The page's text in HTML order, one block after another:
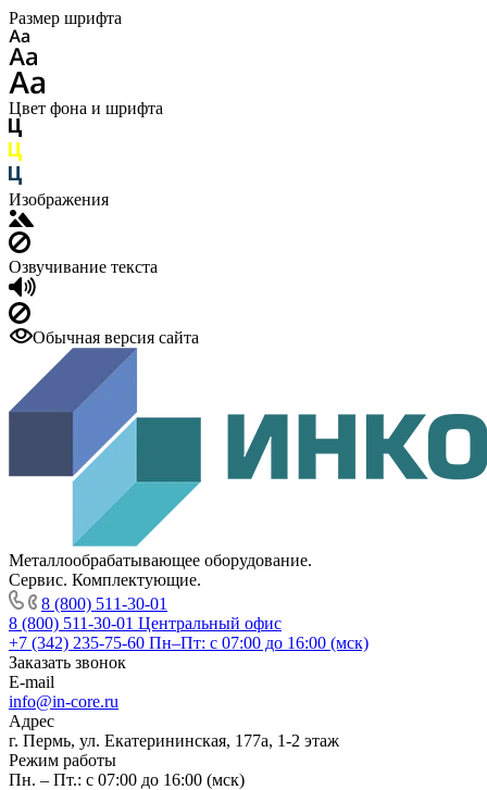
Размер шрифта
Цвет фона и шрифта
Изображения
Озвучивание текста
Обычная версия сайта
Металлообрабатывающее оборудование.
Сервис. Комплектующие.
8 (800) 511-30-01
8 (800) 511-30-01 Центральный офис
+7 (342) 235-75-60 Пн–Пт: с 07:00 до 16:00 (мск)
Заказать звонок
E-mail
info@in-core.ru
Адрес
г. Пермь, ул. ​Екатерининская, 177а, ​1-2 этаж
Режим работы
Пн. – Пт.: с 07:00 до 16:00 (мск)